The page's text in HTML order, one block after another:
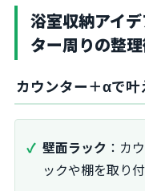
浴室収納アイ
ター周りの整
カウンター＋αで
壁面ラック ：カ
ックや棚を取り